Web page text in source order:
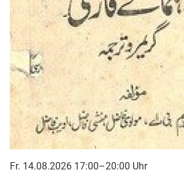
Fr. 14.08.2026 17:00–20:00 Uhr